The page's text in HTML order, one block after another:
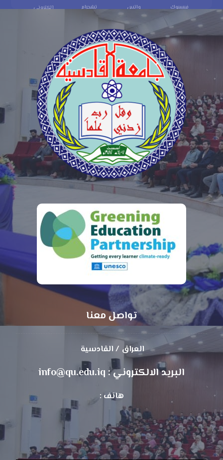
فيسبوك
واتس
تيليجرام
إلكتروني
تواصل معنا
العراق / القادسية
البريد الالكتروني : info@qu.edu.iq
هاتف :